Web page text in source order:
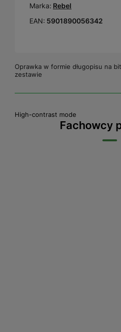
Marka: Rebel
EAN: 5901890056342
Oprawka w formie długopisu na
zestawie
High-contrast mode
Fachowcy